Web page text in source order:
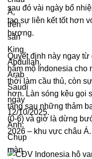
sau đó vài ngày bổ
tạo sự liên kết tốt hơn
hương.
Quyết định này ngay
hâm mộ Indonesia cho
thời làm cầu thủ, còn
hơn. Làn sóng kêu gọi
tăng sau những thảm
(0-6) và giờ là dừng
2026 – khu vực châu Á.